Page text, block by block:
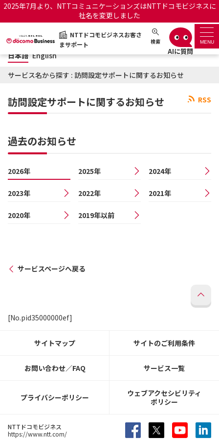
2025年7月より、NTTコミュニケーションズはNTTドコモビジネスに
社名を変更しました
NTTドコモビジネスお客さ
まサポート
検索 MENU
NTTドコモビジネスお客さまサポート 日本語 English
サポートトップ
お知らせ
OCNのお客さまはこちら
工事・故障情報通知サー
ビス
日本語 English
サービス名から探す : 訪問設定サポートに関するお知らせ
RSS
訪問設定サポートに関するお知らせ
過去のお知らせ
2026年 2025年 2024年
2023年 2022年 2021年
2020年 2019年以前
サービスページへ戻る
[No.pid35000000ef]
サイトマップ サイトのご利用条件
お問い合わせ／FAQ サービス一覧
プライバシーポリシー
ウェブアクセシビリティ
ポリシー
NTTドコモビジネス
https://www.ntt.com/